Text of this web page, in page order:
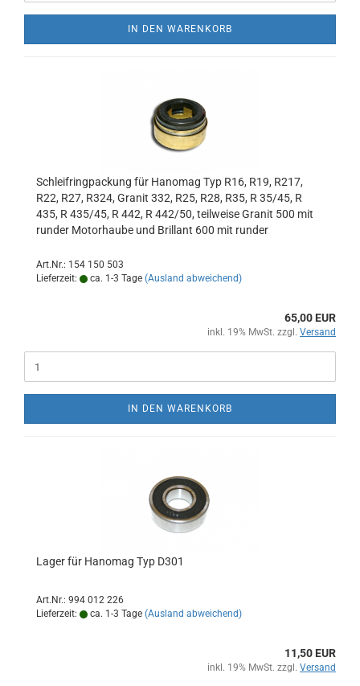
IN DEN WARENKORB
Schleifringpackung für Hanomag Typ R16, R19, R217,
R22, R27, R324, Granit 332, R25, R28, R35, R 35/45, R
435, R 435/45, R 442, R 442/50, teilweise Granit 500 mit
runder Motorhaube und Brillant 600 mit runder
Art.Nr.: 154 150 503
Lieferzeit:
ca. 1-3 Tage (Ausland abweichend)
65,00 EUR
inkl. 19% MwSt. zzgl. Versand
IN DEN WARENKORB
Lager für Hanomag Typ D301
Art.Nr.: 994 012 226
Lieferzeit:
ca. 1-3 Tage (Ausland abweichend)
11,50 EUR
inkl. 19% MwSt. zzgl. Versand